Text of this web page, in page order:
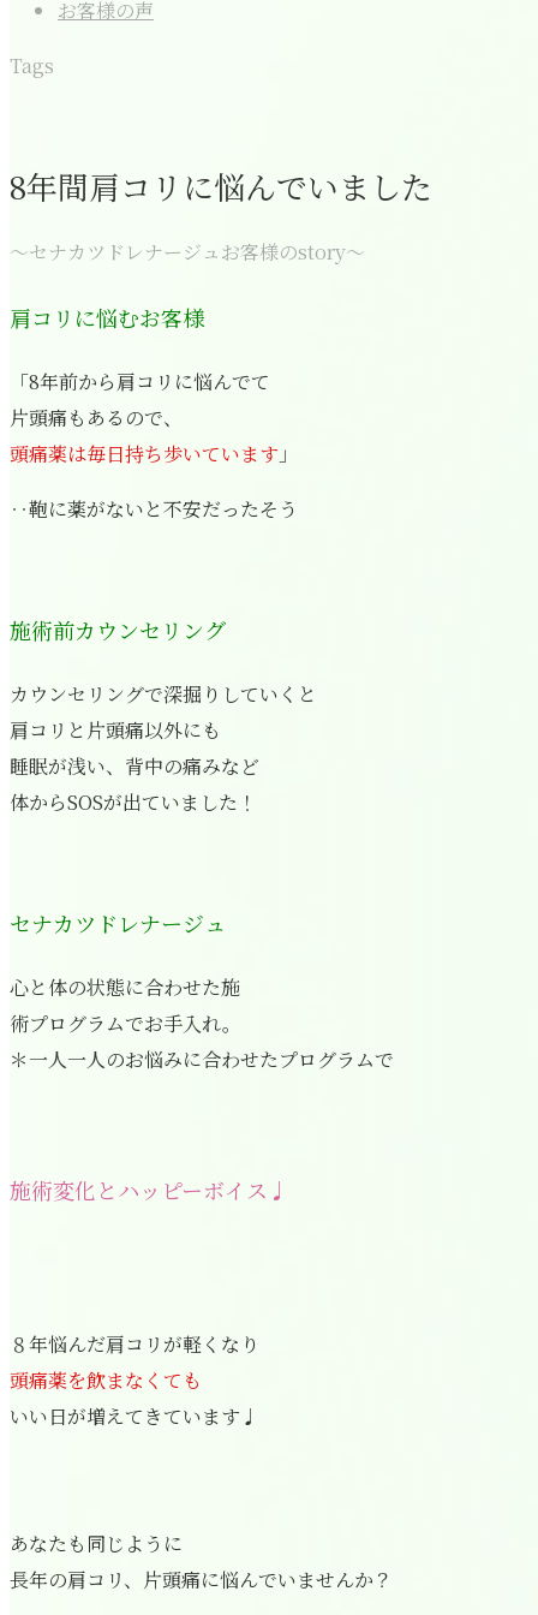
お客様の声
Tags
8年間肩コリに悩んでいました
〜セナカツドレナージュお客様のstory〜
肩コリに悩むお客様
「8年前から肩コリに悩んでて
片頭痛もあるので、
頭痛薬は毎日持ち歩いています 」
‥鞄に薬がないと不安だったそう
施術前カウンセリング
カウンセリングで深掘りしていくと
肩コリと片頭痛以外にも
睡眠が浅い、背中の痛みなど
体からSOSが出ていました！
セナカツドレナージュ
心と体の状態に合わせた施
術プログラムでお手入れ。
＊一人一人のお悩みに合わせたプログラムで
施術変化とハッピーボイス♩
８年悩んだ肩コリが軽くなり
頭痛薬を飲まなくても
いい日が増えてきています♩
あなたも同じように
長年の肩コリ、片頭痛に悩んでいませんか？